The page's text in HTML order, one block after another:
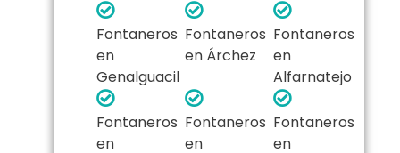
Fontaneros
en
Genalguacil
Fontaneros
en Árchez
Fontaneros
en
Alfarnatejo
Fontaneros
en
Fontaneros
en
Fontaneros
en